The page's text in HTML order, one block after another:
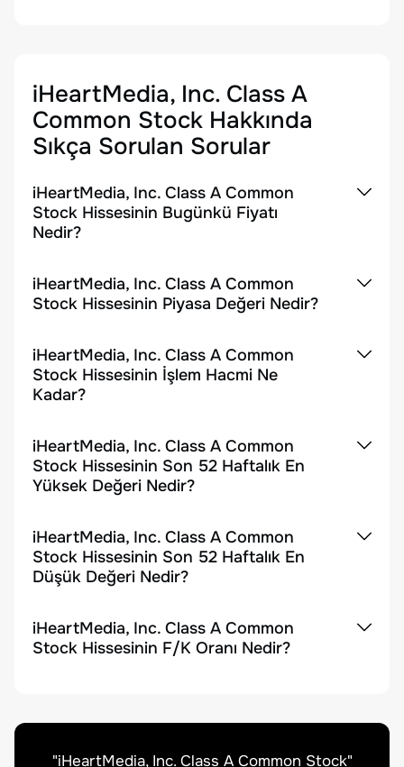
iHeartMedia, Inc. Class A
Common Stock Hakkında
Sıkça Sorulan Sorular
iHeartMedia, Inc. Class A Common
Stock Hissesinin Bugünkü Fiyatı
Nedir?
iHeartMedia, Inc. Class A Common
Stock Hissesinin Piyasa Değeri Nedir?
iHeartMedia, Inc. Class A Common
Stock Hissesinin İşlem Hacmi Ne
Kadar?
iHeartMedia, Inc. Class A Common
Stock Hissesinin Son 52 Haftalık En
Yüksek Değeri Nedir?
iHeartMedia, Inc. Class A Common
Stock Hissesinin Son 52 Haftalık En
Düşük Değeri Nedir?
iHeartMedia, Inc. Class A Common
Stock Hissesinin F/K Oranı Nedir?
"iHeartMedia, Inc. Class A Common Stock"